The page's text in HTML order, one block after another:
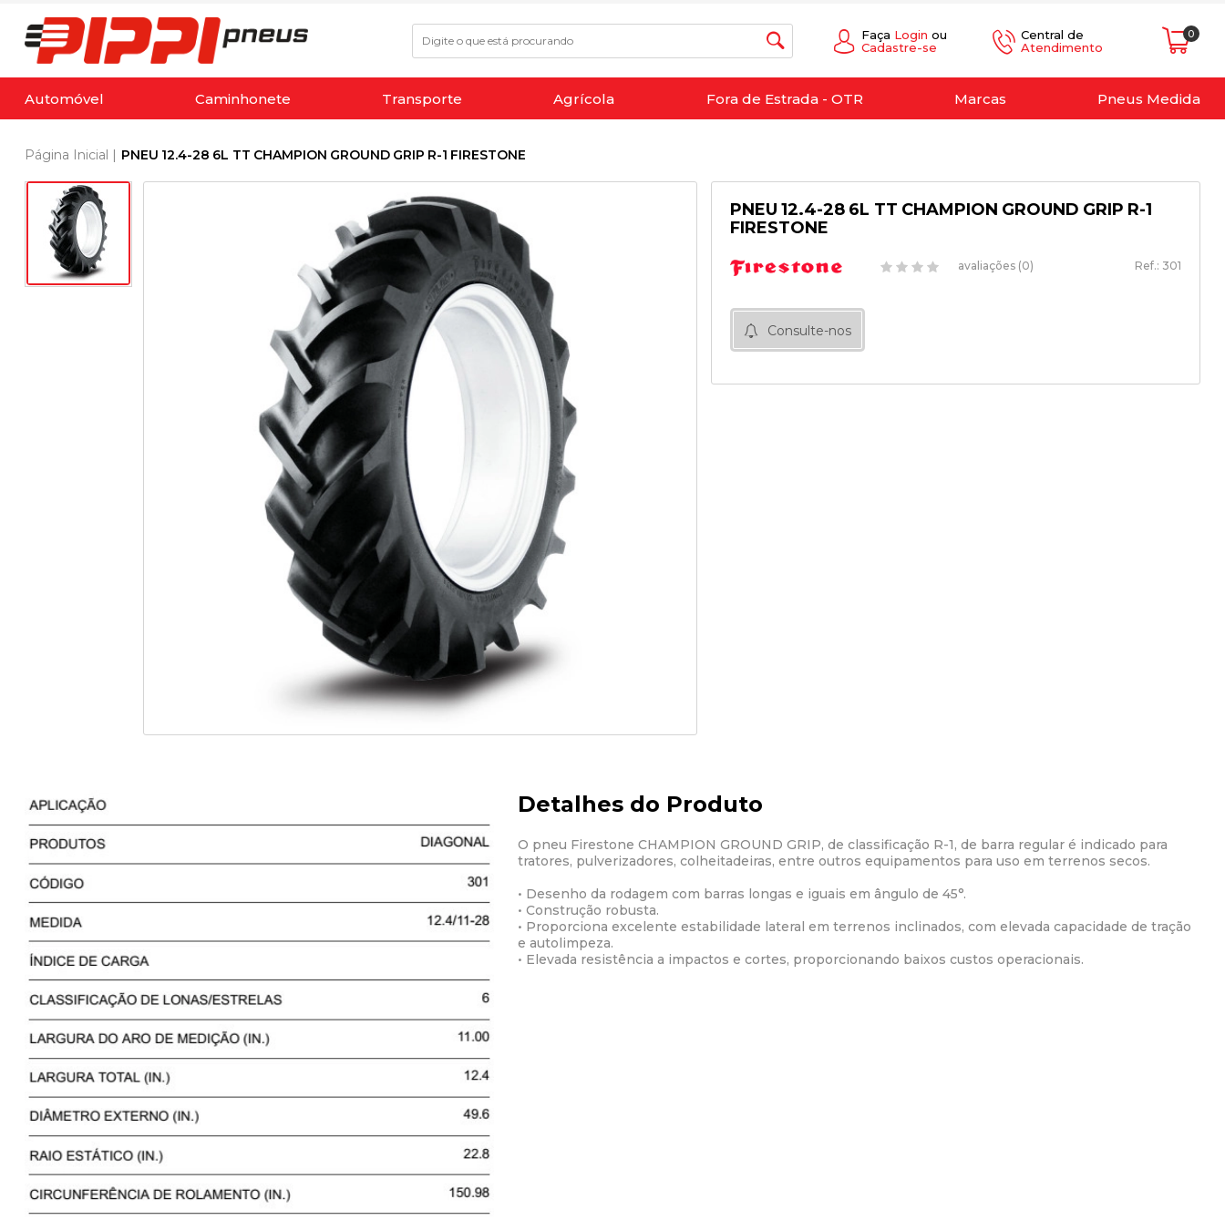
Faça Login ou
Cadastre-se
Central de
Atendimento
0
Automóvel Caminhonete Transporte Agrícola Fora de Estrada - OTR Marcas Pneus Medida
Página Inicial | PNEU 12.4-28 6L TT CHAMPION GROUND GRIP R-1 FIRESTONE
PNEU 12.4-28 6L TT CHAMPION GROUND GRIP R-1
FIRESTONE
avaliações (0) Ref.: 301
Consulte-nos
Detalhes do Produto
O pneu Firestone CHAMPION GROUND GRIP, de classificação R-1, de barra regular é indicado para
tratores, pulverizadores, colheitadeiras, entre outros equipamentos para uso em terrenos secos.
• Desenho da rodagem com barras longas e iguais em ângulo de 45°.
• Construção robusta.
• Proporciona excelente estabilidade lateral em terrenos inclinados, com elevada capacidade de tração
e autolimpeza.
• Elevada resistência a impactos e cortes, proporcionando baixos custos operacionais.